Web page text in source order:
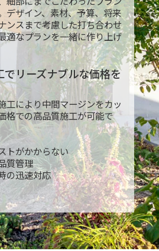
デザイン、素材、予算、将来
ンスまで考慮した打ち合わせ
適なプランを一緒に作り上げ
でリーズナブルな価格を
工により中間マージンをカッ
格での高品質施工が可能で
トがかからない
質管理
の迅速対応